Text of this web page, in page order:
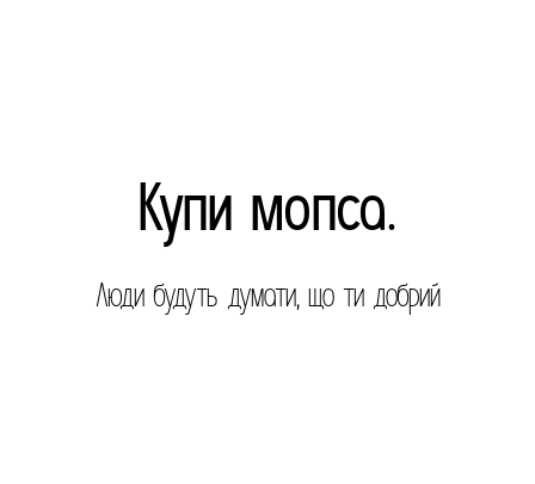
Купи мопса.
Люди будуть думати, що ти добрий